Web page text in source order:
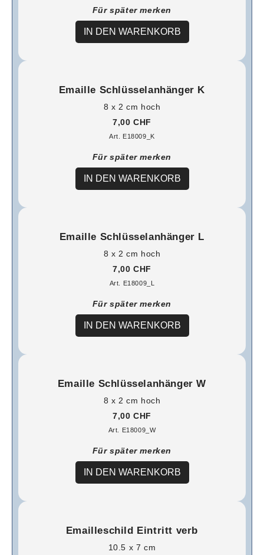
Für später merken
IN DEN WARENKORB
Emaille Schlüsselanhänger K
8 x 2 cm hoch
7,00 CHF
Art. E18009_K
Für später merken
IN DEN WARENKORB
Emaille Schlüsselanhänger L
8 x 2 cm hoch
7,00 CHF
Art. E18009_L
Für später merken
IN DEN WARENKORB
Emaille Schlüsselanhänger W
8 x 2 cm hoch
7,00 CHF
Art. E18009_W
Für später merken
IN DEN WARENKORB
Emailleschild Eintritt verb
10.5 x 7 cm